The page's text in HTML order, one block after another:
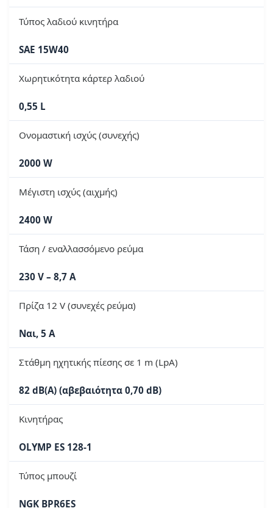
Τύπος λαδιού κινητήρα
SAE 15W40
Χωρητικότητα κάρτερ λαδιού
0,55 L
Ονομαστική ισχύς (συνεχής)
2000 W
Μέγιστη ισχύς (αιχμής)
2400 W
Τάση / εναλλασσόμενο ρεύμα
230 V – 8,7 A
Πρίζα 12 V (συνεχές ρεύμα)
Ναι, 5 A
Στάθμη ηχητικής πίεσης σε 1 m (LpA)
82 dB(A) (αβεβαιότητα 0,70 dB)
Κινητήρας
OLYMP ES 128-1
Τύπος μπουζί
NGK BPR6ES